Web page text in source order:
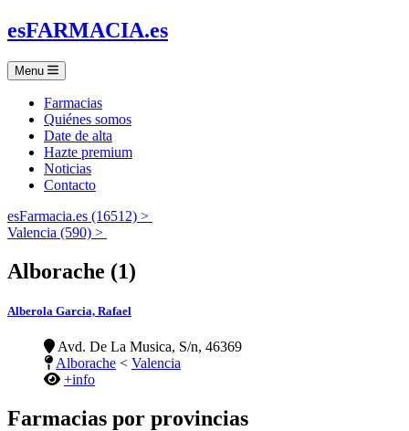
esFARMACIA.es
Menu
Farmacias
Quiénes somos
Date de alta
Hazte premium
Noticias
Contacto
esFarmacia.es (16512) >
Valencia (590) >
Alborache (1)
Alberola Garcia, Rafael
Avd. De La Musica, S/n, 46369
Alborache < Valencia
+info
Farmacias por provincias